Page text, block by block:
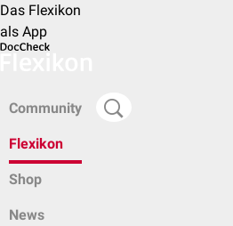
Das Flexikon
als App
Community
Flexikon
Shop
News